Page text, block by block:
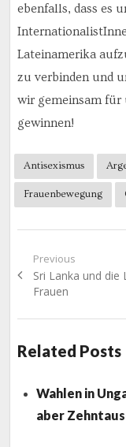
ebenfalls, dass es
Lateinamerika
zu verbinden und
wir gemeinsam für
gewinnen!
Antisexismus
Frauenbewegung
Previous
Previous
post:
Sri Lanka und die
Frauen
Related Posts
Wahlen in
aber